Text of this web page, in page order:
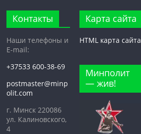
Контакты
Наши телефоны и
E-mail:
+37533 600-38-69
postmaster@minp
olit.com
г. Минск 220086
ул. Калиновского,
4
Карта сайта
HTML карта сайта
Минполит
— жив!